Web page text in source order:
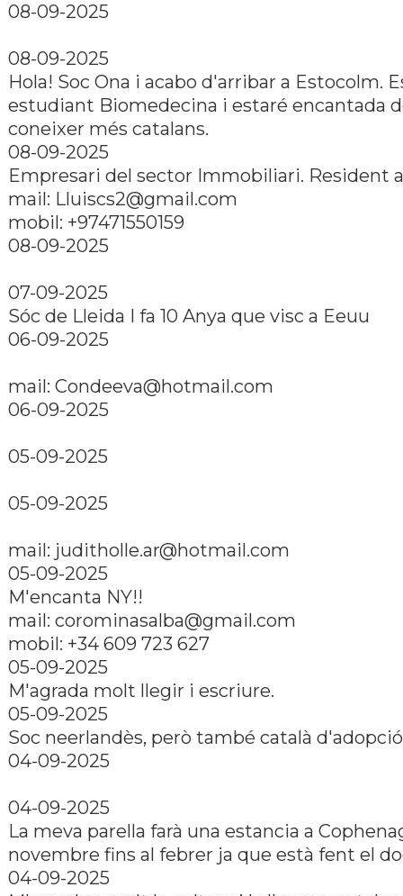
08-09-2025
08-09-2025
Hola! Soc Ona i acabo d'arribar a Estocolm.
estudiant Biomedecina i estaré encantada
coneixer més catalans.
08-09-2025
Empresari del sector Immobiliari. Resident
mail: Lluiscs2@gmail.com
mobil: +97471550159
08-09-2025
07-09-2025
Sóc de Lleida I fa 10 Anya que visc a Eeuu
06-09-2025
mail: Condeeva@hotmail.com
06-09-2025
05-09-2025
05-09-2025
mail: juditholle.ar@hotmail.com
05-09-2025
M'encanta NY!!
mail: corominasalba@gmail.com
mobil: +34 609 723 627
05-09-2025
M'agrada molt llegir i escriure.
05-09-2025
Soc neerlandès, però també català
04-09-2025
04-09-2025
La meva parella farà una estancia a
novembre fins al febrer ja que està fent el
04-09-2025